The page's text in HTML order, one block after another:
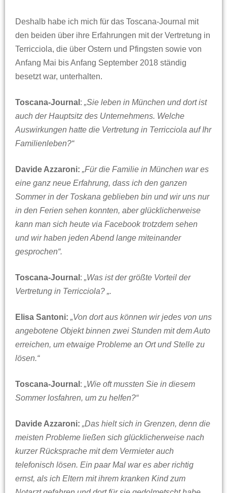
Deshalb habe ich mich für das Toscana-Journal mit
den beiden über ihre Erfahrungen mit der Vertretung in
Terricciola, die über Ostern und Pfingsten sowie von
Anfang Mai bis Anfang September 2018 ständig
besetzt war, unterhalten.
Toscana-Journal : „Sie leben in München und dort ist
auch der Hauptsitz des Unternehmens. Welche
Auswirkungen hatte die Vertretung in Terricciola auf Ihr
Familienleben?“
Davide Azzaroni: „Für die Familie in München war es
eine ganz neue Erfahrung, dass ich den ganzen
Sommer in der Toskana geblieben bin und wir uns nur
in den Ferien sehen konnten, aber glücklicherweise
kann man sich heute via Facebook trotzdem sehen
und wir haben jeden Abend lange miteinander
gesprochen“.
Toscana-Journal : „Was ist der größte Vorteil der
Vertretung in Terricciola? „.
Elisa Santoni: „Von dort aus können wir jedes von uns
angebotene Objekt binnen zwei Stunden mit dem Auto
erreichen, um etwaige Probleme an Ort und Stelle zu
lösen.“
Toscana-Journal : „Wie oft mussten Sie in diesem
Sommer losfahren, um zu helfen?“
Davide Azzaroni: „Das hielt sich in Grenzen, denn die
meisten Probleme ließen sich glücklicherweise nach
kurzer Rücksprache mit dem Vermieter auch
telefonisch lösen. Ein paar Mal war es aber richtig
ernst, als ich Eltern mit ihrem kranken Kind zum